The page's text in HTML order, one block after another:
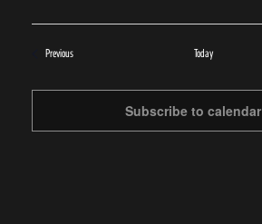
PreviousEvents Today
Subscribe to calendar